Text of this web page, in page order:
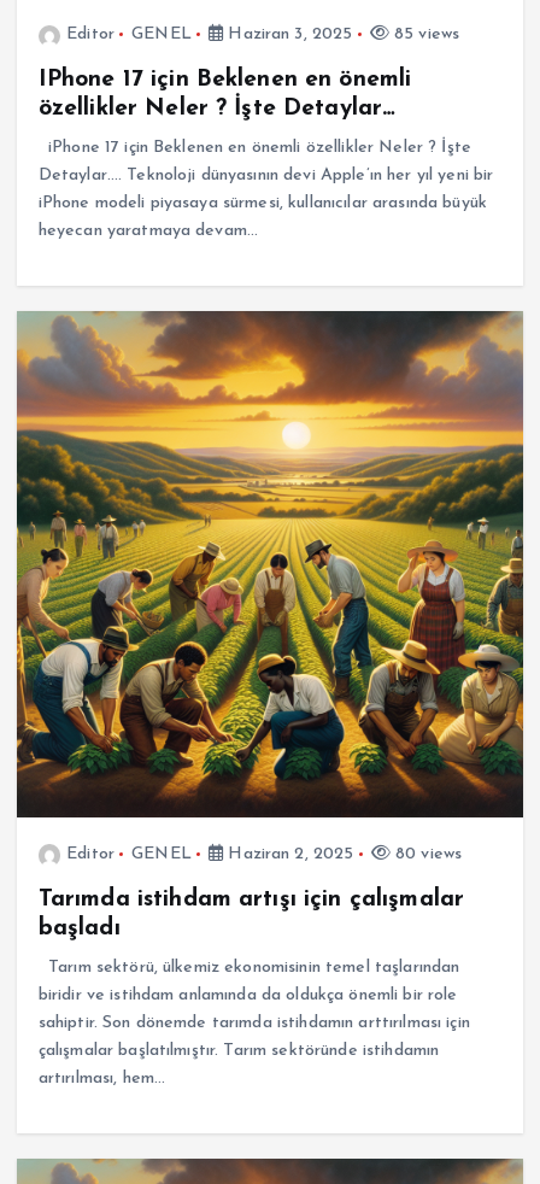
Editor GENEL Haziran 3, 2025 85 views
IPhone 17 için Beklenen en önemli
özellikler Neler ? İşte Detaylar…
iPhone 17 için Beklenen en önemli özellikler Neler ? İşte
Detaylar…. Teknoloji dünyasının devi Apple’ın her yıl yeni bir
iPhone modeli piyasaya sürmesi, kullanıcılar arasında büyük
heyecan yaratmaya devam…
Editor GENEL Haziran 2, 2025 80 views
Tarımda istihdam artışı için çalışmalar
başladı
Tarım sektörü, ülkemiz ekonomisinin temel taşlarından
biridir ve istihdam anlamında da oldukça önemli bir role
sahiptir. Son dönemde tarımda istihdamın arttırılması için
çalışmalar başlatılmıştır. Tarım sektöründe istihdamın
artırılması, hem…